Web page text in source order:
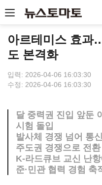
아르테미스 효과
도 본격화
입력: 2026-04-06 16:03:30
수정: 2026-04-06 16:03:30
달 중력권 진입 앞둔
시험 돌입
발사체 경쟁 넘어 통
주도권 경쟁으로 전환
K-라드큐브 교신 난
준·민관 협력 경험 축